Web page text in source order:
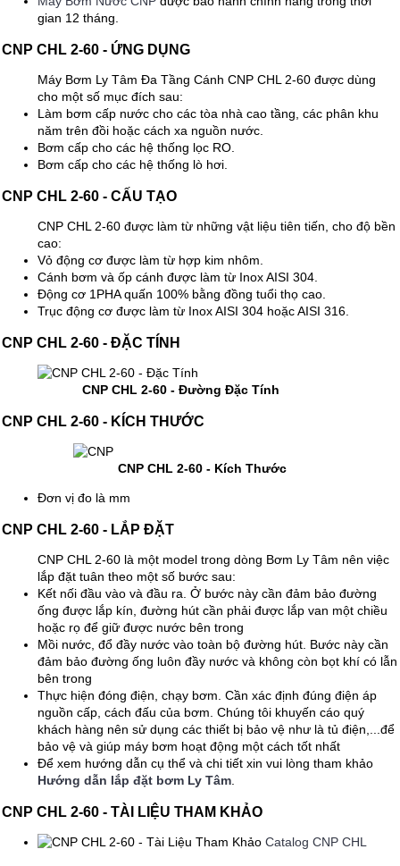
gian 12 tháng.
CNP CHL 2-60 - ỨNG DỤNG
Máy Bơm Ly Tâm Đa Tầng Cánh CNP CHL 2-60 được dùng
cho một số mục đích sau:
Làm bơm cấp nước cho các tòa nhà cao tầng, các phân khu
năm trên đồi hoặc cách xa nguồn nước.
Bơm cấp cho các hệ thống lọc RO.
Bơm cấp cho các hệ thống lò hơi.
CNP CHL 2-60 - CẤU TẠO
CNP CHL 2-60 được làm từ những vật liệu tiên tiến, cho độ bền
cao:
Vỏ động cơ được làm từ hợp kim nhôm.
Cánh bơm và ốp cánh được làm từ Inox AISI 304.
Động cơ 1PHA quấn 100% bằng đồng tuổi thọ cao.
Trục động cơ được làm từ Inox AISI 304 hoặc AISI 316.
CNP CHL 2-60 - ĐẶC TÍNH
CNP CHL 2-60 - Đường Đặc Tính
CNP CHL 2-60 - KÍCH THƯỚC
CNP CHL 2-60 - Kích Thước
Đơn vị đo là mm
CNP CHL 2-60 - LẮP ĐẶT
CNP CHL 2-60 là một model trong dòng Bơm Ly Tâm nên việc
lắp đặt tuân theo một số bước sau:
Kết nối đầu vào và đầu ra. Ở bước này cần đảm bảo đường
ống được lắp kín, đường hút cần phải được lắp van một chiều
hoặc rọ để giữ được nước bên trong
Mồi nước, đổ đầy nước vào toàn bộ đường hút. Bước này cần
đảm bảo đường ống luôn đầy nước và không còn bọt khí có lẫn
bên trong
Thực hiện đóng điện, chạy bơm. Cần xác định đúng điện áp
nguồn cấp, cách đấu của bơm. Chúng tôi khuyến cáo quý
khách hàng nên sử dụng các thiết bị bảo vệ như là tủ điện,...để
bảo vệ và giúp máy bơm hoạt động một cách tốt nhất
Để xem hướng dẫn cụ thể và chi tiết xin vui lòng tham khảo
Hướng dẫn lắp đặt bơm Ly Tâm
CNP CHL 2-60 - TÀI LIỆU THAM KHẢO
Catalog CNP CHL